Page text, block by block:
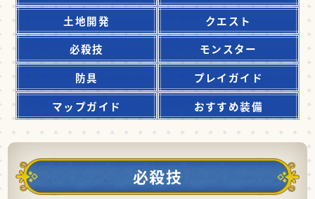
土地開発
クエスト
必殺技
モンスター
防具
プレイガイド
マップガイド
おすすめ装備
必殺技